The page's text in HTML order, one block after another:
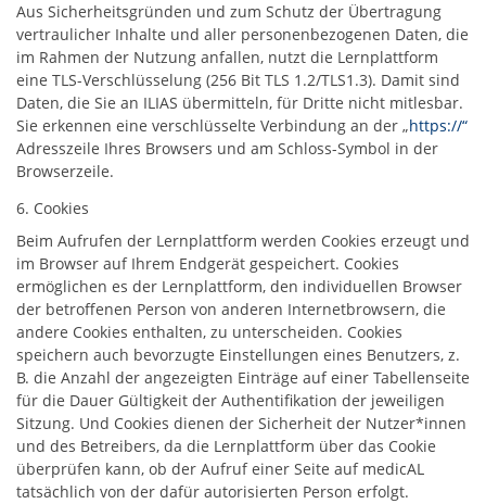
Aus Sicherheitsgründen und zum Schutz der Übertragung
vertraulicher Inhalte und aller personenbezogenen Daten, die
im Rahmen der Nutzung anfallen, nutzt die Lernplattform
eine TLS-Verschlüsselung (256 Bit TLS 1.2/TLS1.3). Damit sind
Daten, die Sie an ILIAS übermitteln, für Dritte nicht mitlesbar.
Sie erkennen eine verschlüsselte Verbindung an der „https://“
Adresszeile Ihres Browsers und am Schloss-Symbol in der
Browserzeile.
6. Cookies
Beim Aufrufen der Lernplattform werden Cookies erzeugt und
im Browser auf Ihrem Endgerät gespeichert. Cookies
ermöglichen es der Lernplattform, den individuellen Browser
der betroffenen Person von anderen Internetbrowsern, die
andere Cookies enthalten, zu unterscheiden. Cookies
speichern auch bevorzugte Einstellungen eines Benutzers, z.
B. die Anzahl der angezeigten Einträge auf einer Tabellenseite
für die Dauer Gültigkeit der Authentifikation der jeweiligen
Sitzung. Und Cookies dienen der Sicherheit der Nutzer*innen
und des Betreibers, da die Lernplattform über das Cookie
überprüfen kann, ob der Aufruf einer Seite auf medicAL
tatsächlich von der dafür autorisierten Person erfolgt.